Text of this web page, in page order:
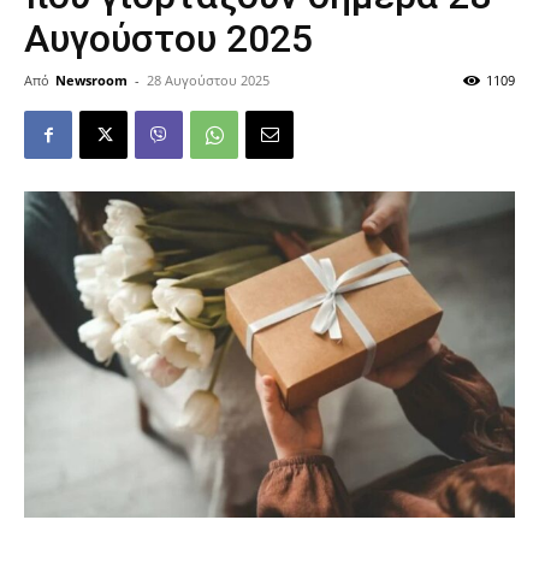
Αυγούστου 2025
Από Newsroom - 28 Αυγούστου 2025 1109